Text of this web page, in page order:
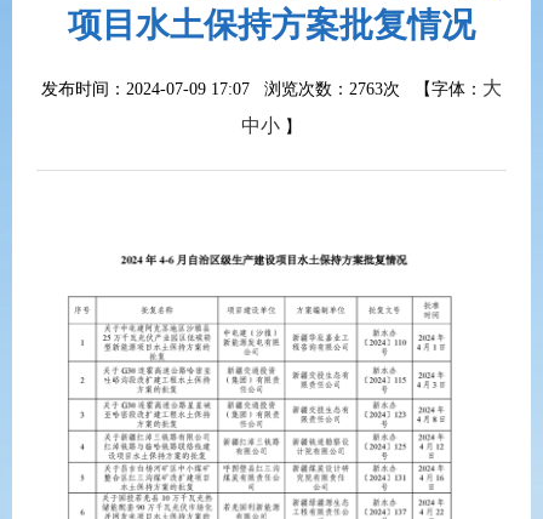
项目水土保持方案批复情况
发布时间：2024-07-09 17:07 浏览次数： 2763次 【字体： 大
中小 】